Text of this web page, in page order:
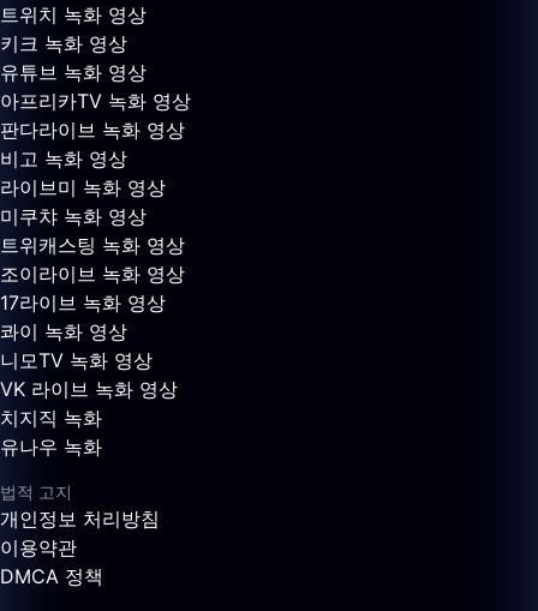
트위치 녹화 영상
키크 녹화 영상
유튜브 녹화 영상
아프리카TV 녹화 영상
판다라이브 녹화 영상
비고 녹화 영상
라이브미 녹화 영상
미쿠챠 녹화 영상
트위캐스팅 녹화 영상
조이라이브 녹화 영상
17라이브 녹화 영상
콰이 녹화 영상
니모TV 녹화 영상
VK 라이브 녹화 영상
치지직 녹화
유나우 녹화
법적 고지
개인정보 처리방침
이용약관
DMCA 정책